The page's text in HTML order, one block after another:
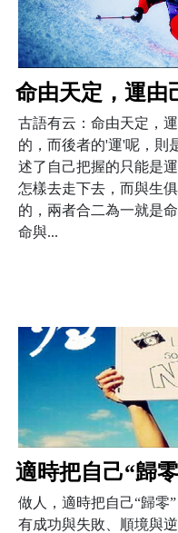
命由天定，運由
古語有云：命由天定，
的，而後者的'運'呢，則
述了自己把握的只能是
怎樣去走下去，而與生
的，兩者合二為一就是
命與...
適時把自己“歸
做人，適時把自己“歸零
有成功與失敗、順境與